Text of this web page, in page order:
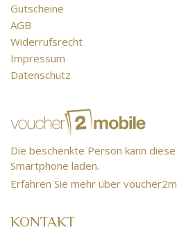
Gutscheine
AGB
Widerrufsrecht
Impressum
Datenschutz
Die beschenkte Person kann
Smartphone laden.
Erfahren Sie mehr über
KONTAKT